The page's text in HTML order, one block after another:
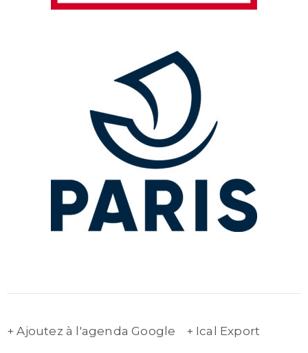
+ Ajoutez à l'agenda Google + Ical Export